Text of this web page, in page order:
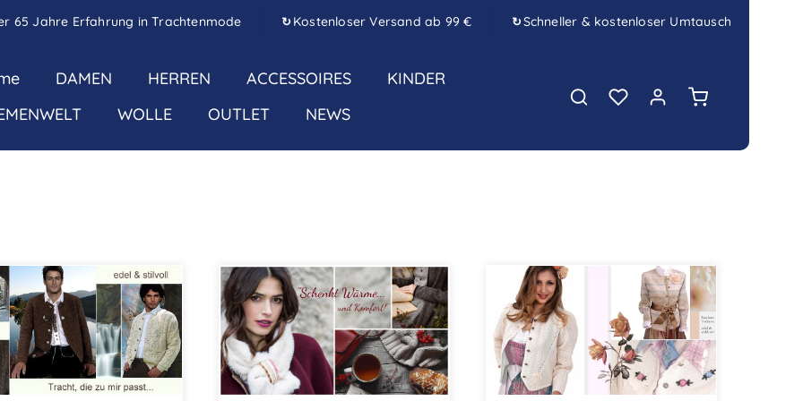
65 Jahre Erfahrung in Trachtenmode ↻ Kostenloser Versand ab 99 € ↻Schneller & kostenloser Umtausch
DAMEN HERREN ACCESSOIRES
KINDER
WOLLE OUTLET NEWS
Warenkorb